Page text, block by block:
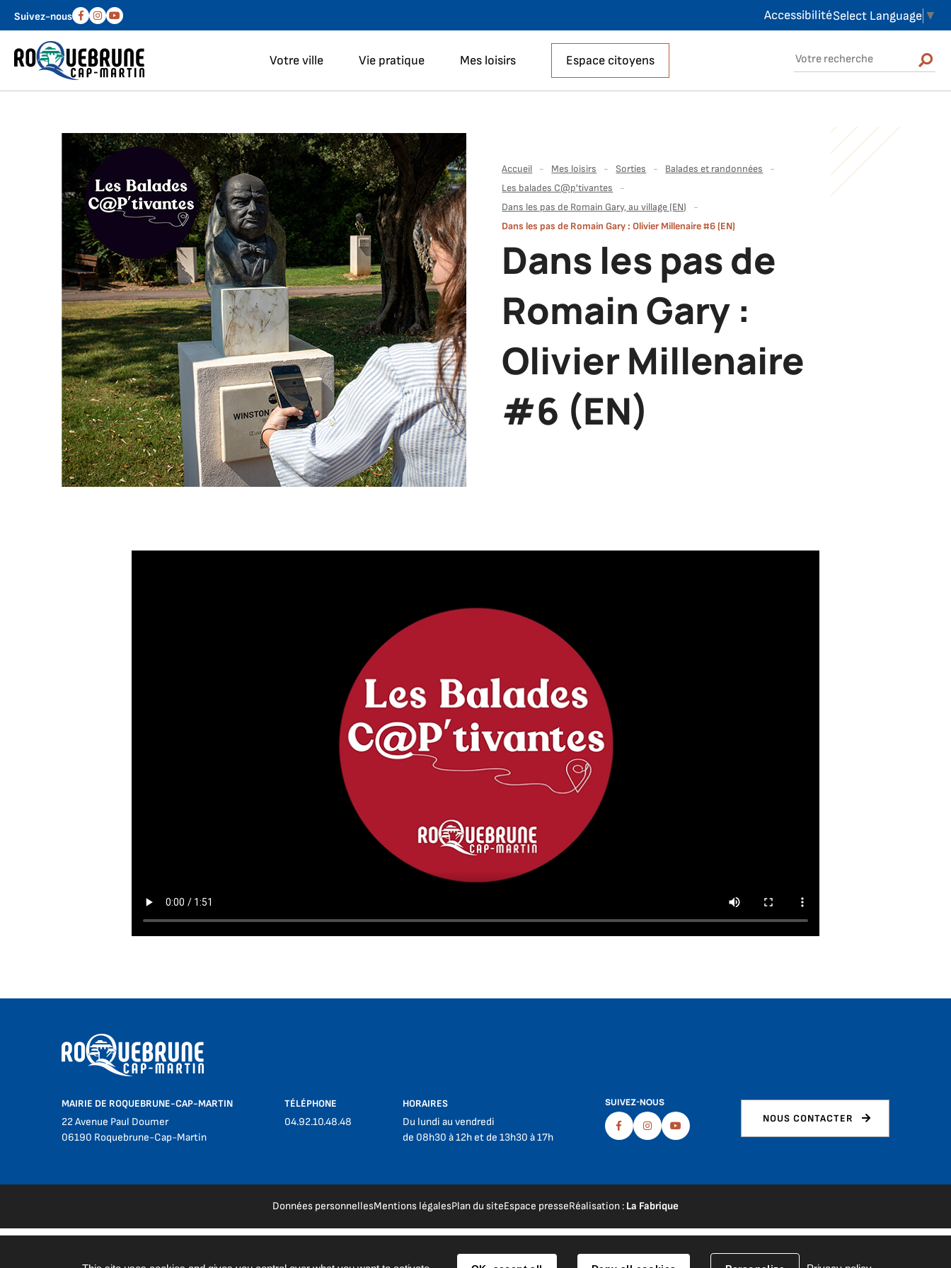
Votre ville Vie pratique Mes loisirs Espace citoyens Rechercher sur le site
Rechercher
Suivez-nous Facebook
Instagram
Youtube
AccessibilitéSelect Language ▼
Accueil Mes loisirs Sorties
Balades et randonnées
Les balades C@p'tivantes
Dans les pas de Romain Gary, au village (EN)
Dans les pas de Romain Gary : Olivier Millenaire #6 (EN)
Dans les pas de
Romain Gary :
Olivier Millenaire
#6 (EN)
MAIRIE DE ROQUEBRUNE-CAP-MARTIN
22 Avenue Paul Doumer
06190 Roquebrune-Cap-Martin
TÉLÉPHONE
04.92.10.48.48
HORAIRES
Du lundi au vendredi
de 08h30 à 12h et de 13h30 à 17h
SUIVEZ-NOUS
FacebookInstagramYoutube
NOUS CONTACTER
Données personnellesMentions légalesPlan du siteEspace presseRéalisation : La Fabrique